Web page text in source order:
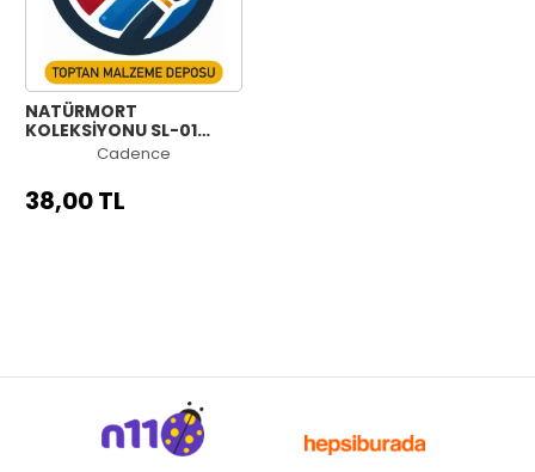
NATÜRMORT
KOLEKSİYONU SL-01
30X42CMCadence
38,00 TL